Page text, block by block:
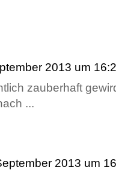
2013 um
zauberhaft
...
2013 um